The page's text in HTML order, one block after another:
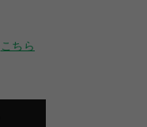
こちら